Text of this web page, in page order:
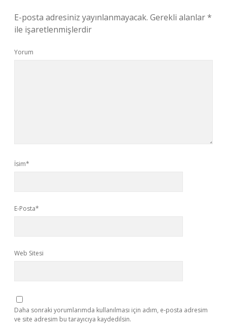
E-posta adresiniz yayınlanmayacak. Gerekli alanlar*
ile işaretlenmişlerdir
Yorum
İsim*
E-Posta*
Web Sitesi
Daha sonraki yorumlarımda kullanılması için adım, e-posta adresim
ve site adresim bu tarayıcıya kaydedilsin.